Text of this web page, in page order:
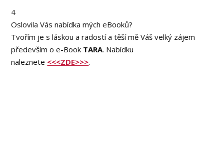
4
Oslovila Vás nabídka mých eBooků?
Tvořím je s láskou a radostí a těší mě Váš velký zájem
především o e-Book TARA. Nabídku
naleznete <<<ZDE>>>.